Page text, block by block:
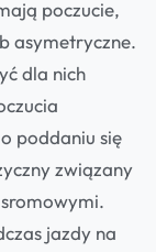
poczucie,
asymetryczne.
dla nich
poddaniu się
związany
jazdy na